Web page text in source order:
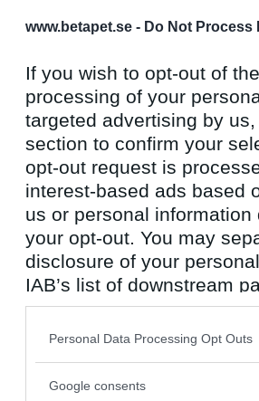
www.betapet.se - Do Not Process
If you wish to opt-out of
processing of your
targeted advertising by
section to confirm your
opt-out request is
interest-based ads based
us or personal
your opt-out. You may
disclosure of your
IAB’s list of downstream
also be disclosed by us
Downstream Participants
Please note that this
Personal Data Processing Opt Outs
Google consents
Antal inlägg:
1560
Hallonbuske
- Ej medlem längre
Antal inlägg:
1980
Skedtillverkare
saerdna82
Antal inlägg:
Karensdag